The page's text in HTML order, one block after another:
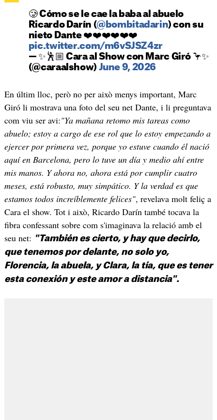
🥲 Cómo se le cae la baba al abuelo
Ricardo Darín (@bombitadarin) con su
nieto Dante ❤️❤️❤️❤️❤️❤️
pic.twitter.com/m6vSJSZ4zr
— ✨🕺🏼 Cara al Show con Marc Giró 🦩✨
(@caraalshow) June 9, 2026
En últim lloc, però no per això menys important, Marc
Giró li mostrava una foto del seu net Dante, i li preguntava
com viu ser avi:"Ya mañana retomo mis tareas como
abuelo; estoy a cargo de ese rol que lo estoy empezando a
ejercer por primera vez, porque yo estuve cuando él nació
aquí en Barcelona, pero lo tuve un día y medio ahí entre
mis manos. Y ahora no, ahora está por cumplir cuatro
meses, está robusto, muy simpático. Y la verdad es que
estamos todos increíblemente felices", revelava molt feliç a
Cara el show. Tot i això, Ricardo Darín també tocava la
fibra confessant sobre com s'imaginava la relació amb el
seu net: "También es cierto, y hay que decirlo,
que tenemos por delante, no solo yo,
Florencia, la abuela, y Clara, la tía, que es tener
esta conexión y este amor a distancia".